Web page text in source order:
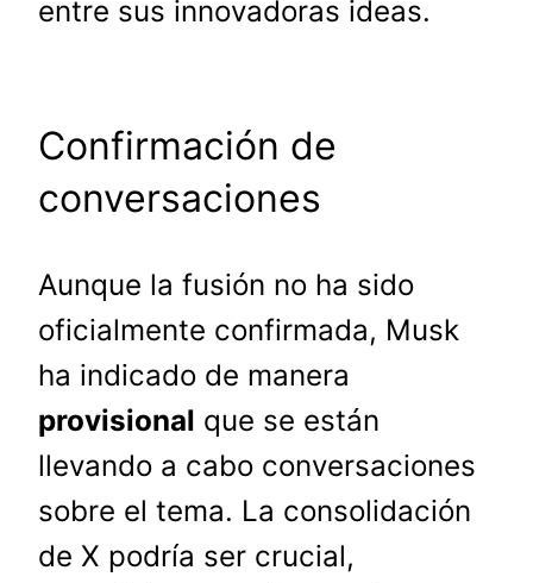
entre sus innovadoras ideas.
Confirmación de
conversaciones
Aunque la fusión no ha sido
oficialmente confirmada, Musk
ha indicado de manera
provisional que se están
llevando a cabo conversaciones
sobre el tema. La consolidación
de X podría ser crucial,